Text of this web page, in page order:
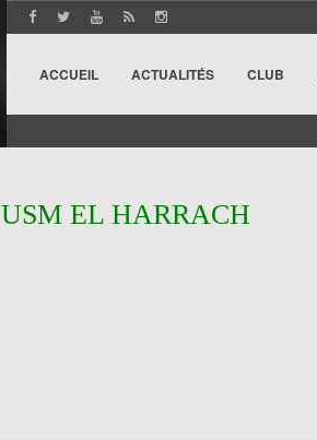
ACCUEIL ACTUALITÉS CLUB
USM EL HARRACH